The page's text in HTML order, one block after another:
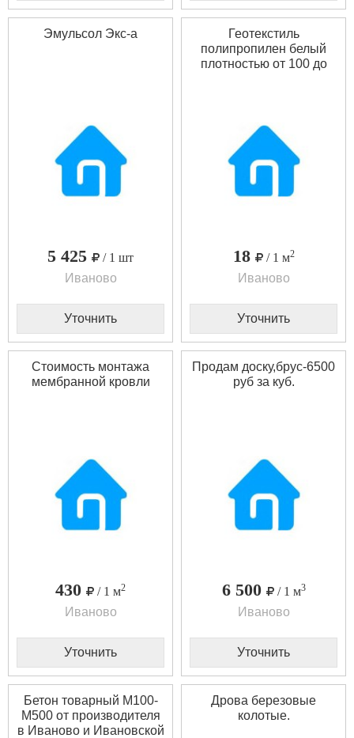
Эмульсол Экс-а
5 425
/ 1 шт
Иваново
Уточнить
Геотекстиль
полипропилен белый
плотностью от 100 до
18 / 1 м2
Иваново
Уточнить
Стоимость монтажа
мембранной кровли
430 / 1 м2
Иваново
Уточнить
Продам доску,брус-6500
руб за куб.
6 500 / 1 м3
Иваново
Уточнить
Бетон товарный М100-
М500 от производителя
в Иваново и Ивановской
Дрова березовые
колотые.